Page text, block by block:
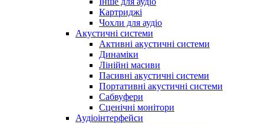
Картриджі
Чохли для аудіо
Акустичні системи
Активні акустичні системи
Динаміки
Лінійні масиви
Пасивні акустичні системи
Портативні акустичні системи
Сабвуфери
Сценічні монітори
Аудіоінтерфейси